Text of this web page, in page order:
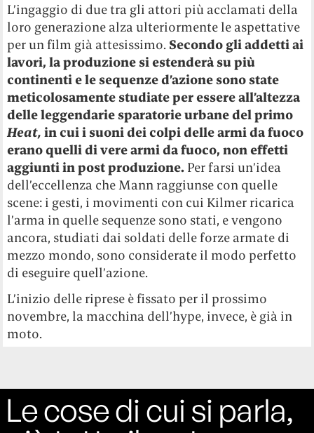
L’ingaggio di due tra gli attori più acclamati della
loro generazione alza ulteriormente le aspettative
per un film già attesissimo. Secondo gli addetti ai
lavori, la produzione si estenderà su più
continenti e le sequenze d’azione sono state
meticolosamente studiate per essere all’altezza
delle leggendarie sparatorie urbane del primo
Heat,in cui i suoni dei colpi delle armi da fuoco
erano quelli di vere armi da fuoco, non effetti
aggiunti in post produzione. Per farsi un’idea
dell’eccellenza che Mann raggiunse con quelle
scene: i gesti, i movimenti con cui Kilmer ricarica
l’arma in quelle sequenze sono stati, e vengono
ancora, studiati dai soldati delle forze armate di
mezzo mondo, sono considerate il modo perfetto
di eseguire quell’azione.
L’inizio delle riprese è fissato per il prossimo
novembre, la macchina dell’hype, invece, è già in
moto.
Le cose di cui si parla,